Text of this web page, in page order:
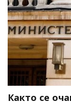
Както се